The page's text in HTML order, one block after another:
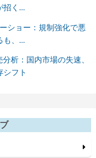
招く...
ショー：規制強化で悪
も、...
析：国内市場の失速、
シフト